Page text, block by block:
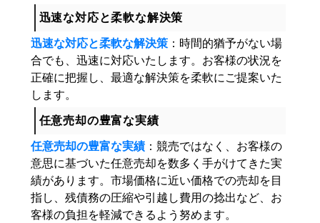
迅速な対応と柔軟な解決策
迅速な対応と柔軟な解決策：時間的猶予がない場
合でも、迅速に対応いたします。お客様の状況を
正確に把握し、最適な解決策を柔軟にご提案いた
します。
任意売却の豊富な実績
任意売却の豊富な実績：競売ではなく、お客様の
意思に基づいた任意売却を数多く手がけてきた実
績があります。市場価格に近い価格での売却を目
指し、残債務の圧縮や引越し費用の捻出など、お
客様の負担を軽減できるよう努めます。